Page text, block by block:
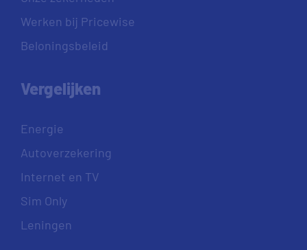
Werken bij Pricewise
Beloningsbeleid
Vergelijken
Energie
Autoverzekering
Internet en TV
Sim Only
Leningen